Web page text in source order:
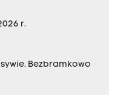
r.
Bezbramkowo